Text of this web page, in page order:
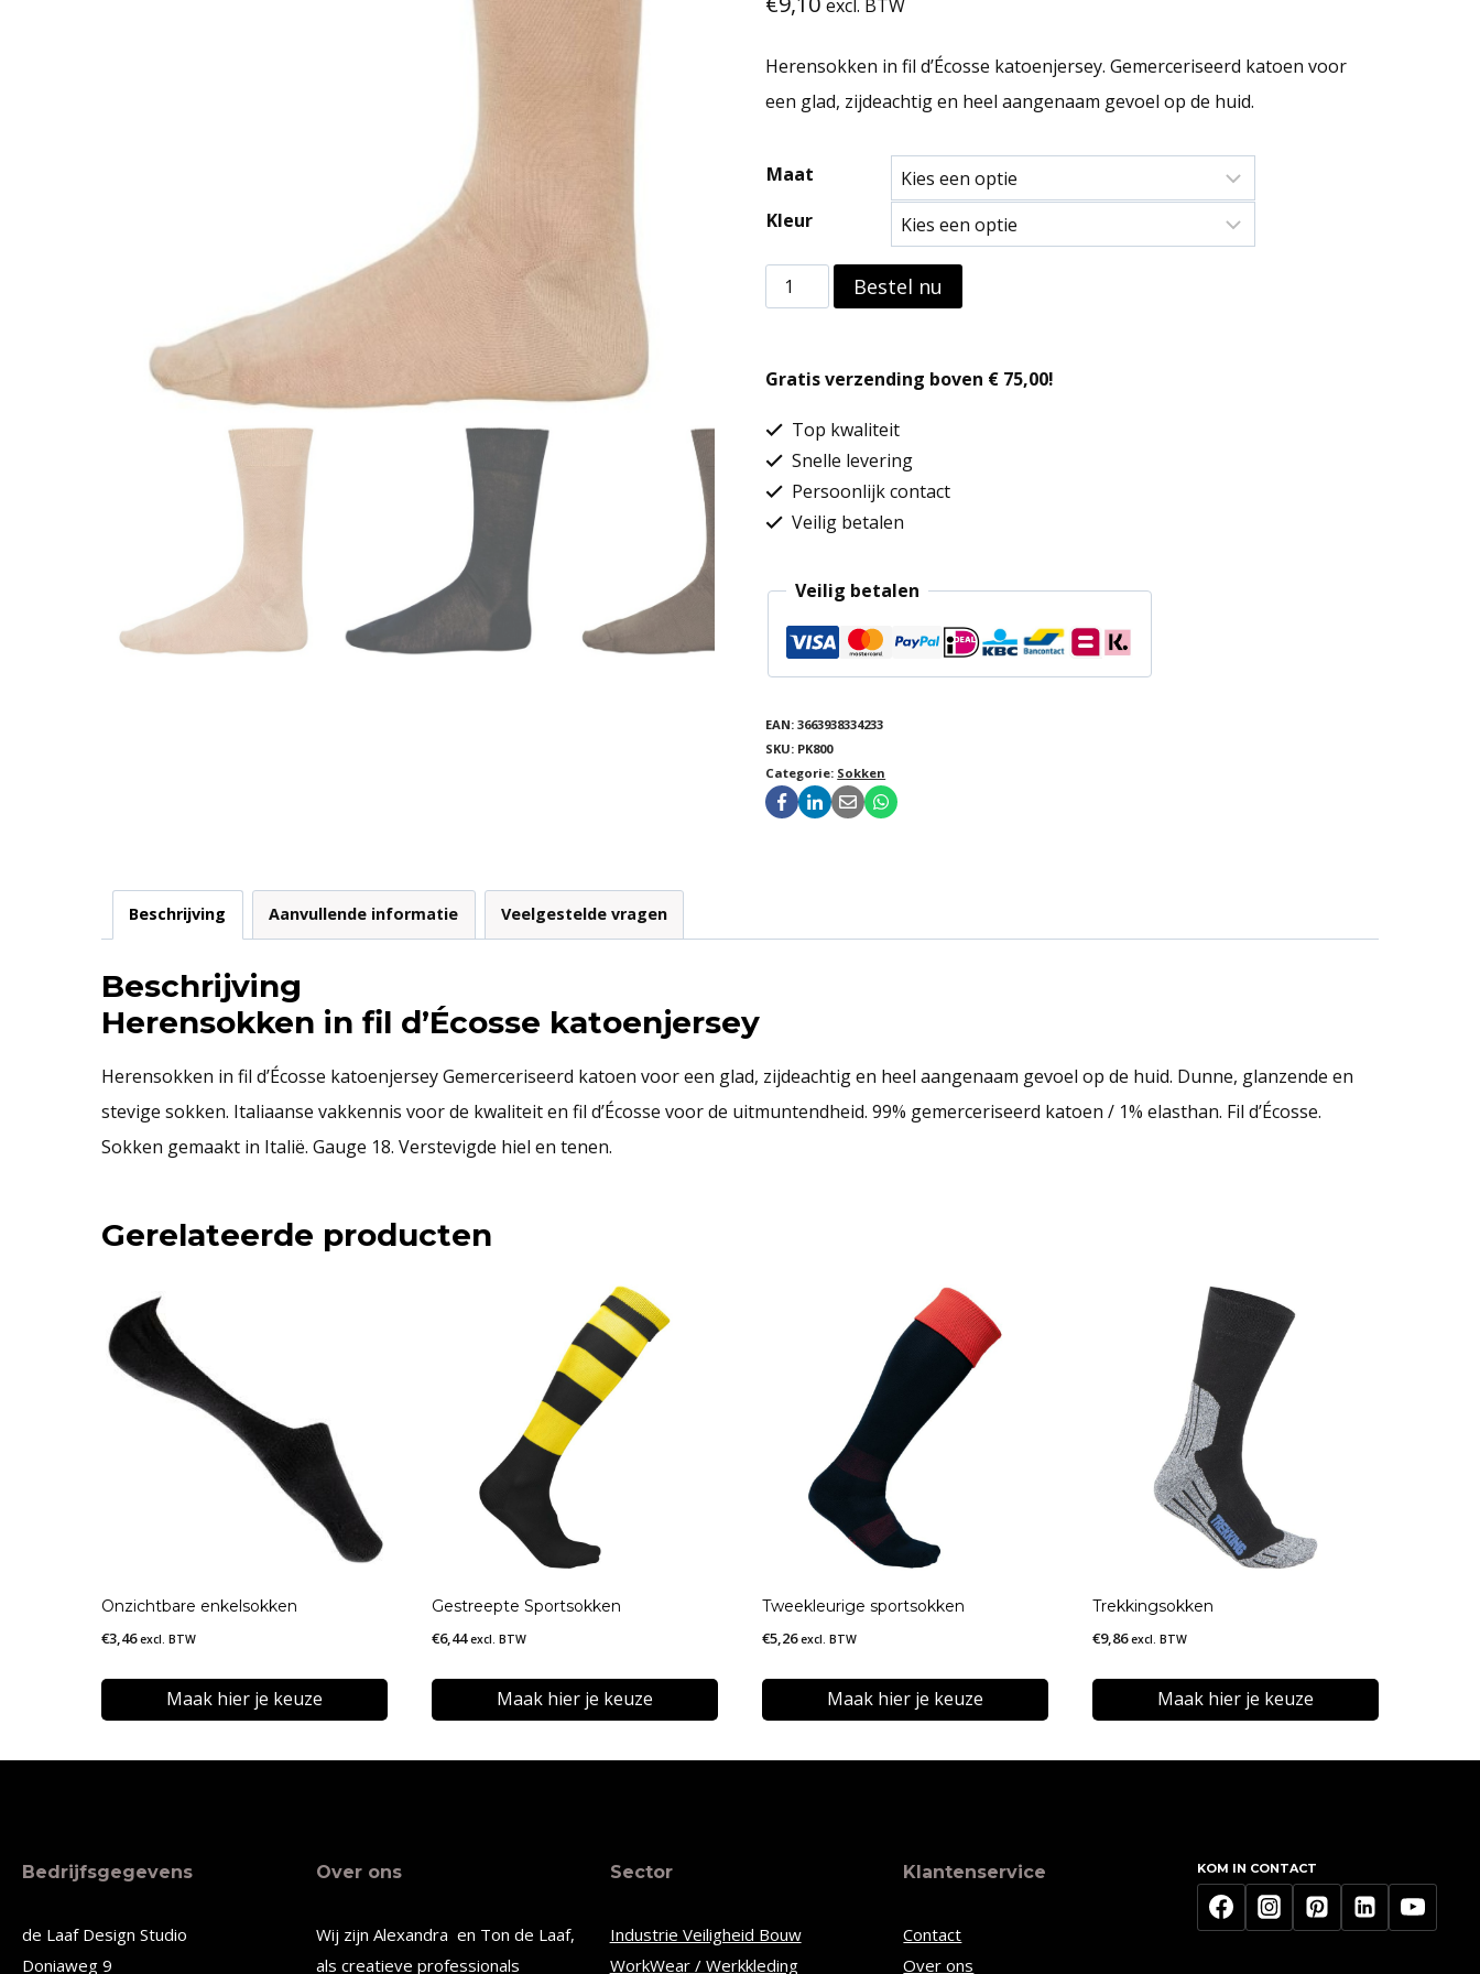
excl. BTW
Herensokken in fil d’Écosse katoenjersey. Gemerceriseerd katoen voor
een glad, zijdeachtig en heel aangenaam gevoel op de huid.
Maat
Kleur
Herensokken
in
d'Écosse
katoenjersey
aantal
Bestel nu
Gratis verzending boven € 75,00!
Top kwaliteit
Snelle levering
Persoonlijk contact
Veilig betalen
Veilig betalen
EAN:3663938334233
SKU: PK800
Categorie: Sokken
Beschrijving Aanvullende informatie Veelgestelde vragen
Beschrijving
Herensokken in fil d’Écosse katoenjersey
Herensokken in fil d’Écosse katoenjersey Gemerceriseerd katoen voor een glad, zijdeachtig en heel aangenaam gevoel op de huid. Dunne, glanzende en
stevige sokken. Italiaanse vakkennis voor de kwaliteit en fil d’Écosse voor de uitmuntendheid. 99% gemerceriseerd katoen / 1% elasthan. Fil d’Écosse.
Sokken gemaakt in Italië. Gauge 18. Verstevigde hiel en tenen.
Gerelateerde producten
Onzichtbare enkelsokken
€3,46 excl. BTW
Maak hier je keuze
variaties.
optie
Gestreepte Sportsokken
€6,44 excl. BTW
Maak hier je keuze
optie
Tweekleurige sportsokken
€5,26 excl. BTW
Maak hier je keuze
optie
Trekkingsokken
€9,86 excl. BTW
Maak hier je keuze
Bedrijfsgegevens
de Laaf Design Studio
Doniaweg 9
Over ons
Wij zijn Alexandra en Ton de Laaf,
als creatieve professionals
Sector
Industrie Veiligheid Bouw
WorkWear / Werkkleding
Klantenservice
Contact
Over ons
KOM IN CONTACT